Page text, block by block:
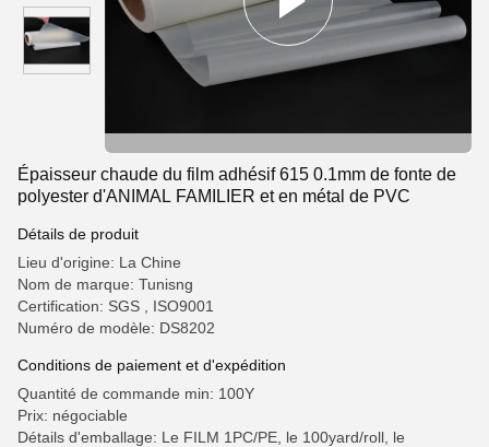
Épaisseur chaude du film adhésif 615 0.1mm de fonte de
polyester d'ANIMAL FAMILIER et en métal de PVC
Détails de produit
Lieu d'origine: La Chine
Nom de marque: Tunisng
Certification: SGS , ISO9001
Numéro de modèle: DS8202
Conditions de paiement et d'expédition
Quantité de commande min: 100Y
Prix: négociable
Détails d'emballage: Le FILM 1PC/PE, le 100yard/roll, le